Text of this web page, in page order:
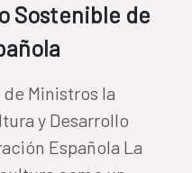
Sostenible de
Ministros la
y Desarrollo
Española La